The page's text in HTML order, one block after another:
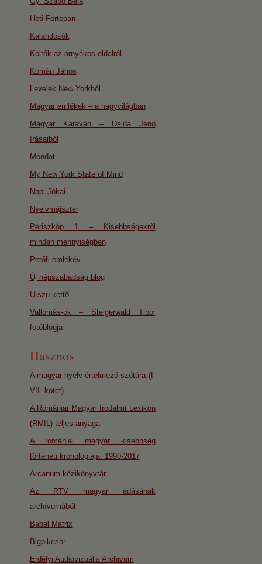
Heti Fortepan
Kalandozók
Költők az árnyékos oldalról
Komán János
Levelek New Yorkból
Magyar emlékek – a nagyvilágban
Magyar Karaván – Dsida Jenő
írásaiból
Mondat
My New York State of Mind
Napi Jókai
Nyelvmájszter
Periszkóp 1 – Kisebbségekről
minden mennyiségben
Petőfi-emlékév
Új népszabadság blog
Urszu kettő
Vallomás-ok – Steigerwald Tibor
fotóblogja
Hasznos
A magyar nyelv értelmező szótára (I-
VII. kötet)
A Romániai Magyar Irodalmi Lexikon
(RMIL) teljes anyaga
A romániai magyar kisebbség
történeti kronológiája: 1990-2017
Arcanum kézikönyvtár
Az RTV magyar adásának
archívumából
Babel Matrix
Bigpikcsör
Erdélyi Audiovizuális Archivum